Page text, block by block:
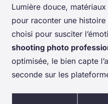
Lumière douce,
pour raconter une
choisi pour susciter
shooting photo
optimisée, le bien capte
seconde sur les